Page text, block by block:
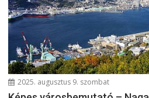
2025. augusztus 9. szombat